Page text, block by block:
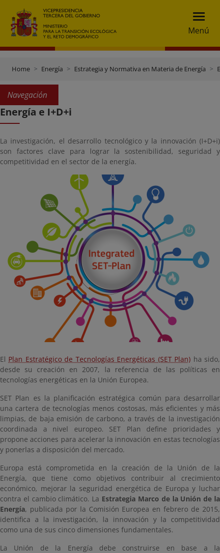
Menú
Home Energía Estrategia y Normativa en Materia de Energía
Navegación
Energía e I+D+i
La investigación, el desarrollo tecnológico y la innovación (I+D+i)
son factores clave para lograr la sostenibilidad, seguridad y
competitividad en el sector de la energía.
El Plan Estratégico de Tecnologías Energéticas (SET Plan) ha sido,
desde su creación en 2007, la referencia de las políticas en
tecnologías energéticas en la Unión Europea.
SET Plan es la planificación estratégica común para desarrollar
una cartera de tecnologías menos costosas, más eficientes y más
limpias, de baja emisión de carbono, a través de la investigación
coordinada a nivel europeo. SET Plan define prioridades y
propone acciones para acelerar la innovación en estas tecnologías
y ponerlas a disposición del mercado.
Europa está comprometida en la creación de la Unión de la
Energía, que tiene como objetivos contribuir al crecimiento
económico, mejorar la seguridad energética de Europa y luchar
contra el cambio climático. La Estrategia Marco de la Unión de la
Energía, publicada por la Comisión Europea en febrero de 2015,
identifica a la investigación, la innovación y la competitividad
como una de sus cinco dimensiones fundamentales.
La Unión de la Energía debe construirse en base a la